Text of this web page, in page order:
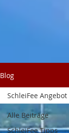
Blog
Alle Beiträge
SchleiFee Tipps
SchleiFee Angebot